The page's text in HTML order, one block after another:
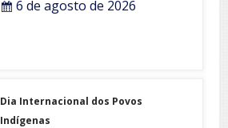
6 de agosto de 2026
Dia Internacional dos Povos
Indígenas